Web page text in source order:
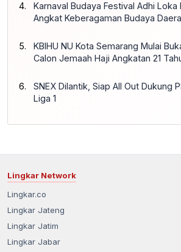
Karnaval Budaya Festival Adhi Loka
Angkat Keberagaman Budaya
KBIHU NU Kota Semarang Mulai
Calon Jemaah Haji Angkatan 21
SNEX Dilantik, Siap All Out Dukung
Liga 1
Lingkar Network
Lingkar.co
Lingkar Jateng
Lingkar Jatim
Lingkar Jabar